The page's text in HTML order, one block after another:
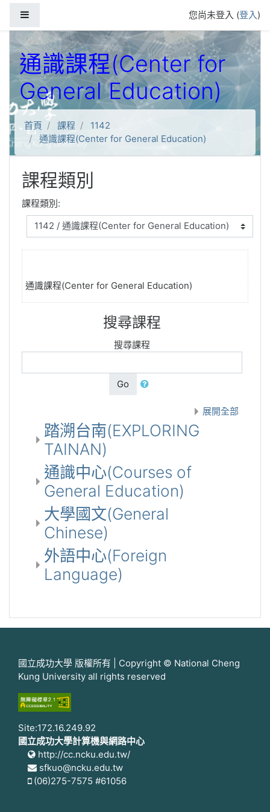
您尚未登入 (登入)
通識課程(Center for
General Education)
首頁 課程
1142
通識課程(Center for General Education)
課程類別
課程類別:
通識課程(Center for General Education)
搜尋課程
搜尋課程
Go
展開全部
踏溯台南(EXPLORING
TAINAN)
通識中心(Courses of
General Education)
大學國文(General
Chinese)
外語中心(Foreign
Language)
國立成功大學 版權所有 | Copyright © National Cheng
Kung University all rights reserved
Site:172.16.249.92
國立成功大學計算機與網路中心
http://cc.ncku.edu.tw/
sfkuo@ncku.edu.tw
(06)275-7575 #61056